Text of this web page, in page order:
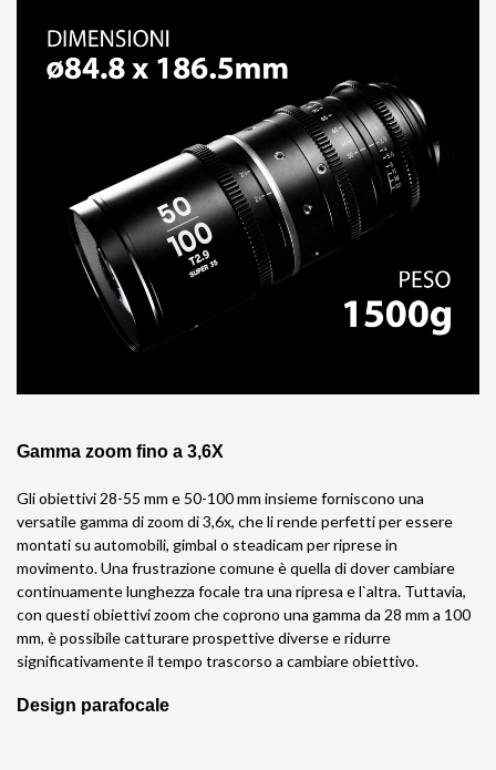
Gamma zoom fino a 3,6X
Gli obiettivi 28-55 mm e 50-100 mm insieme forniscono una
versatile gamma di zoom di 3,6x, che li rende perfetti per essere
montati su automobili, gimbal o steadicam per riprese in
movimento. Una frustrazione comune è quella di dover cambiare
continuamente lunghezza focale tra una ripresa e l`altra. Tuttavia,
con questi obiettivi zoom che coprono una gamma da 28 mm a 100
mm, è possibile catturare prospettive diverse e ridurre
significativamente il tempo trascorso a cambiare obiettivo.
Design parafocale